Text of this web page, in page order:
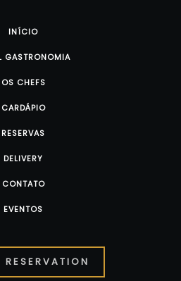
INÍCIO
GASTRONOMIA
OS CHEFS
CARDÁPIO
RESERVAS
DELIVERY
CONTATO
EVENTOS
RESERVATION